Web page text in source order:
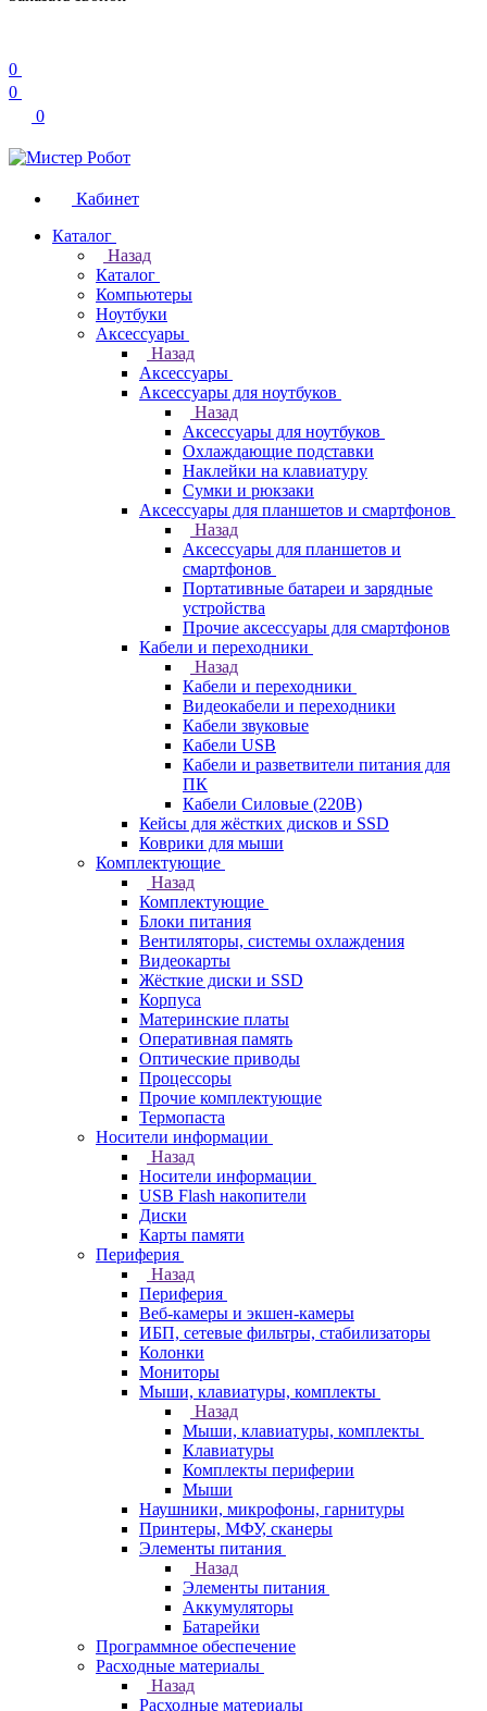
0
0
0
Кабинет
Каталог
Назад
Каталог
Компьютеры
Ноутбуки
Аксессуары
Назад
Аксессуары
Аксессуары для ноутбуков
Назад
Аксессуары для ноутбуков
Охлаждающие подставки
Наклейки на клавиатуру
Сумки и рюкзаки
Аксессуары для планшетов и смартфонов
Назад
Аксессуары для планшетов и
смартфонов
Портативные батареи и зарядные
устройства
Прочие аксессуары для смартфонов
Кабели и переходники
Назад
Кабели и переходники
Видеокабели и переходники
Кабели звуковые
Кабели USB
Кабели и разветвители питания для
ПК
Кабели Силовые (220В)
Кейсы для жёстких дисков и SSD
Коврики для мыши
Комплектующие
Назад
Комплектующие
Блоки питания
Вентиляторы, системы охлаждения
Видеокарты
Жёсткие диски и SSD
Корпуса
Материнские платы
Оперативная память
Оптические приводы
Процессоры
Прочие комплектующие
Термопаста
Носители информации
Назад
Носители информации
USB Flash накопители
Диски
Карты памяти
Периферия
Назад
Периферия
Веб-камеры и экшен-камеры
ИБП, сетевые фильтры, стабилизаторы
Колонки
Мониторы
Мыши, клавиатуры, комплекты
Назад
Мыши, клавиатуры, комплекты
Клавиатуры
Комплекты периферии
Мыши
Наушники, микрофоны, гарнитуры
Принтеры, МФУ, сканеры
Элементы питания
Назад
Элементы питания
Аккумуляторы
Батарейки
Программное обеспечение
Расходные материалы
Назад
Расходные материалы